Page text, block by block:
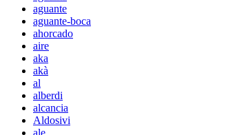
aguante
aguante-boca
ahorcado
aire
aka
akà
al
alberdi
alcancia
Aldosivi